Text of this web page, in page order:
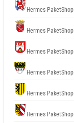
Hermes PaketShop
Hermes PaketShop
Hermes PaketShop
Hermes PaketShop
Hermes PaketShop
Hermes PaketShop